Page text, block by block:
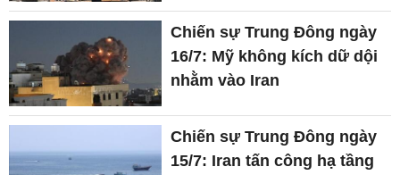
Chiến sự Trung Đông ngày
16/7: Mỹ không kích dữ dội
nhằm vào Iran
Chiến sự Trung Đông ngày
15/7: Iran tấn công hạ tầng